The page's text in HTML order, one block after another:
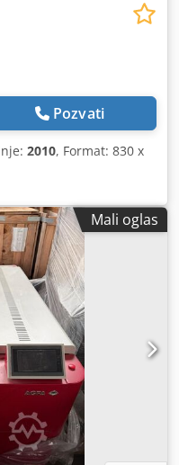
Pozvati
2010, Format: 830 x
Mali oglas